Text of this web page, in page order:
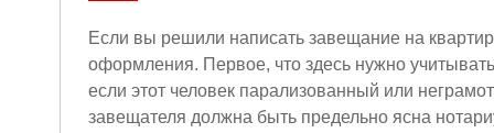
Если вы решили написать завещание на
оформления. Первое, что здесь нужно
если этот человек парализованный или
завещателя должна быть предельно ясна